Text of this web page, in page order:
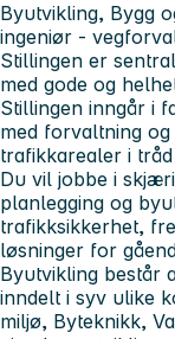
Byutvikling, Bygg
ingeniør -
Stillingen er
med gode og
Stillingen inngår i
med forvaltning
trafikkarealer i
Du vil jobbe i
planlegging og
trafikksikkerhet,
løsninger for
Byutvikling består
inndelt i syv ulike
miljø, Byteknikk,